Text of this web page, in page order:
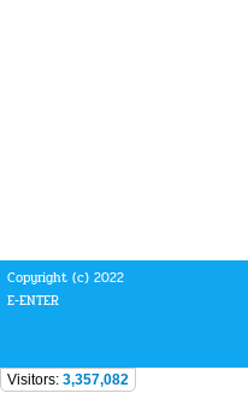
Copyright (c) 2022
E-ENTER
Visitors: 3,357,082